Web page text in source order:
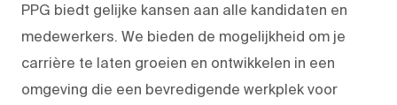
PPG biedt gelijke kansen aan alle kandidaten en
medewerkers. We bieden de mogelijkheid om je
carrière te laten groeien en ontwikkelen in een
omgeving die een bevredigende werkplek voor